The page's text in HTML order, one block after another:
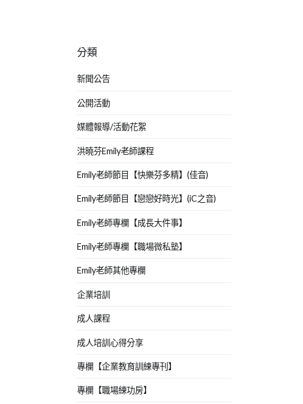
分類
新聞公告
公開活動
媒體報導/活動花絮
洪曉芬Emily老師課程
Emily老師節目【快樂芬多精】(佳音)
Emily老師節目【戀戀好時光】(iC之音)
Emily老師專欄【成長大件事】
Emily老師專欄【職場微私塾】
Emily老師其他專欄
企業培訓
成人課程
成人培訓心得分享
專欄【企業教育訓練專刊】
專欄【職場練功房】